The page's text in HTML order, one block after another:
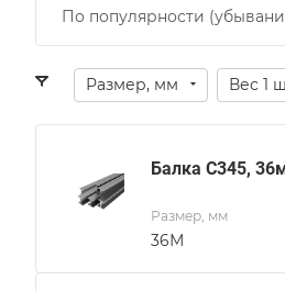
По популярности
Размер, мм Вес 1
Балка С345,
Размер, мм
36М